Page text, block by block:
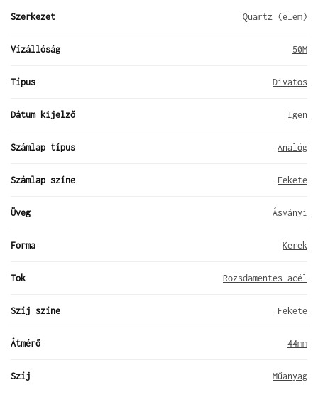
Szerkezet Quartz (elem)
Vízállóság 50M
Típus Divatos
Dátum kijelző Igen
Számlap típus Analóg
Számlap színe Fekete
Üveg Ásványi
Forma Kerek
Tok Rozsdamentes acél
Szíj színe Fekete
Átmérő 44mm
Szíj Műanyag